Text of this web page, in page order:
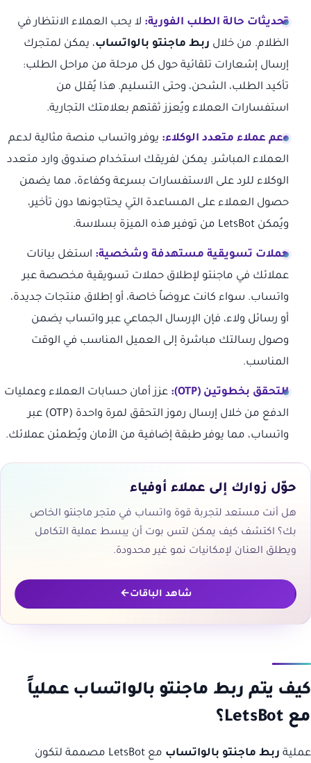
تحديثات حالة الطلب الفورية: لا يحب العملاء الانتظار في
الظلام. من خلال ربط ماجنتو بالواتساب، يمكن لمتجرك
إرسال إشعارات تلقائية حول كل مرحلة من مراحل الطلب:
تأكيد الطلب، الشحن، وحتى التسليم. هذا يُقلل من
استفسارات العملاء ويُعزز ثقتهم بعلامتك التجارية.
دعم عملاء متعدد الوكلاء: يوفر واتساب منصة مثالية لدعم
العملاء المباشر. يمكن لفريقك استخدام صندوق وارد متعدد
الوكلاء للرد على الاستفسارات بسرعة وكفاءة، مما يضمن
حصول العملاء على المساعدة التي يحتاجونها دون تأخير،
ويُمكن LetsBot من توفير هذه الميزة بسلاسة.
حملات تسويقية مستهدفة وشخصية: استغل بيانات
عملائك في ماجنتو لإطلاق حملات تسويقية مخصصة عبر
واتساب. سواء كانت عروضاً خاصة، أو إطلاق منتجات جديدة،
أو رسائل ولاء، فإن الإرسال الجماعي عبر واتساب يضمن
وصول رسالتك مباشرة إلى العميل المناسب في الوقت
المناسب.
التحقق بخطوتين (OTP):
عزز أمان حسابات العملاء وعمليات
الدفع من خلال إرسال رموز التحقق لمرة واحدة (OTP) عبر
واتساب، مما يوفر طبقة إضافية من الأمان ويُطمئن عملائك.
حوّل زوارك إلى عملاء أوفياء
هل أنت مستعد لتجربة قوة واتساب في متجر ماجنتو الخاص
بك؟ اكتشف كيف يمكن لتس بوت أن يبسط عملية التكامل
ويطلق العنان لإمكانيات نمو غير محدودة.
شاهد الباقات
كيف يتم ربط ماجنتو بالواتساب عملياً
مع LetsBot؟
عملية ربط ماجنتو بالواتساب
مع LetsBot مصممة لتكون